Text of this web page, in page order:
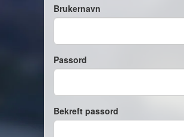
Brukernavn
Passord
Bekreft passord